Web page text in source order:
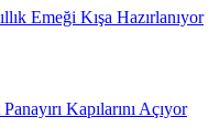
Emeği Kışa Hazırlanıyor
Kapılarını Açıyor